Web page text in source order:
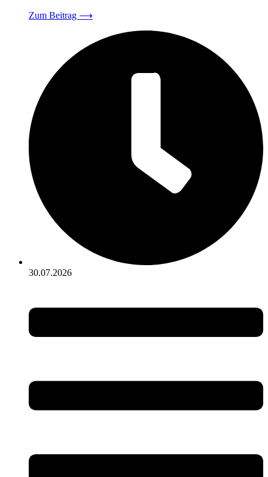
Zum Beitrag ⟶
30.07.2026